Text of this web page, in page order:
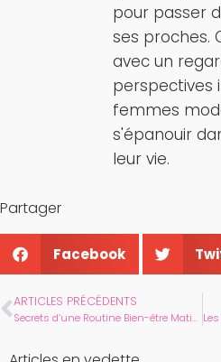
pour passer
ses proches.
avec un
perspectives
femmes
s'épanouir
leur vie.
Partager
Facebook
ARTICLES PRÉCÉDENTS
Secrets d’une Routine Bien-être Matinale pour les Femmes